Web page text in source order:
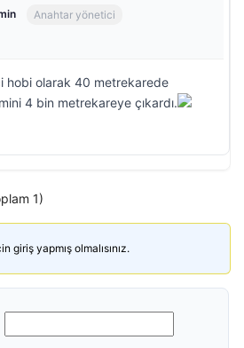
Anahtar yönetici
hobi olarak 40 metrekarede
4 bin metrekareye çıkardı.
1)
giriş yapmış olmalısınız.